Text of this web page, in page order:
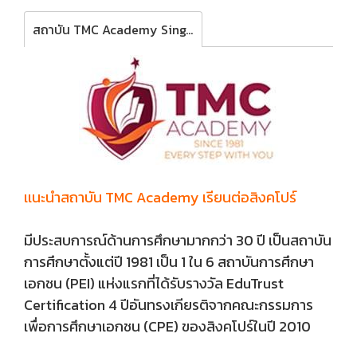
สถาบัน TMC Academy Singapore ประเทศสิงคโปร์ รับนักเรียน 8 ปีขึ้นไป
เเนะนำสถาบัน TMC Academy เรียนต่อสิงคโปร์
มีประสบการณ์ด้านการศึกษามากกว่า 30 ปี เป็นสถาบัน
การศึกษาตั้งแต่ปี 1981 เป็น 1 ใน 6 สถาบันการศึกษา
เอกชน (PEI) แห่งแรกที่ได้รับรางวัล EduTrust
Certification 4 ปีอันทรงเกียรติจากคณะกรรมการ
เพื่อการศึกษาเอกชน (CPE) ของสิงคโปร์ในปี 2010